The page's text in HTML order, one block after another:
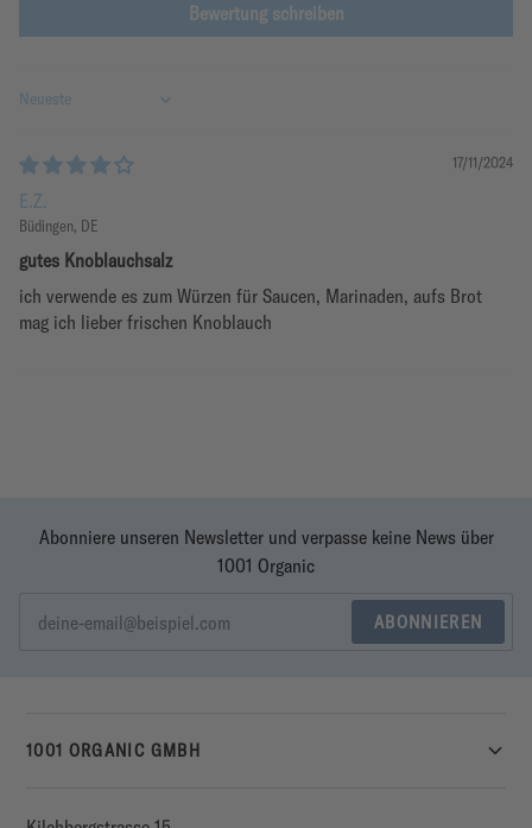
Bewertung schreiben
Sort by
17/11/2024
E.Z.
Büdingen, DE
gutes Knoblauchsalz
ich verwende es zum Würzen für Saucen, Marinaden, aufs Brot
mag ich lieber frischen Knoblauch
Abonniere unseren Newsletter und verpasse keine News über
1001 Organic
ABONNIEREN
1001 ORGANIC GMBH